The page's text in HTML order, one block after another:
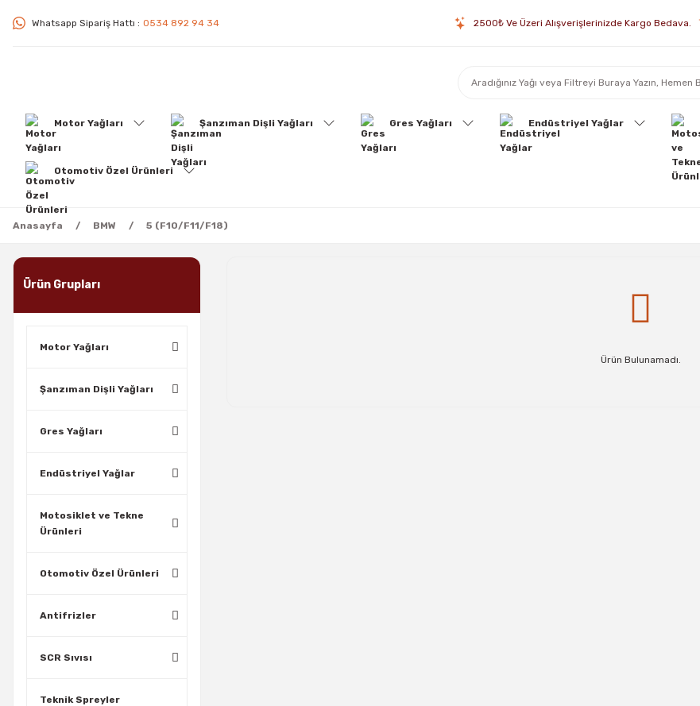
Whatsapp Sipariş Hattı : 0534 892 94 34 2500₺ Ve Üzeri Alışverişlerinizde Kargo Bedava.
Motor Yağları Şanzıman Dişli Yağları Gres Yağları Endüstriyel Yağlar
Otomotiv Özel Ürünleri
Anasayfa BMW 5 (F10/F11/F18)
Ürün Grupları
Motor Yağları
Şanzıman Dişli Yağları
Gres Yağları
Endüstriyel Yağlar
Motosiklet ve Tekne
Ürünleri
Otomotiv Özel Ürünleri
Antifrizler
SCR Sıvısı
Teknik Spreyler
Ürün Bulunamadı.